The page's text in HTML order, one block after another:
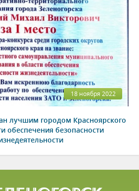
18 ноября 2022
лучшим городом Красноярского
обеспечения безопасности